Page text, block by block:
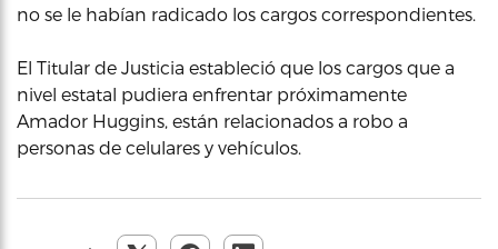
no se le habían radicado los cargos correspondientes.
El Titular de Justicia estableció que los cargos que a
nivel estatal pudiera enfrentar próximamente
Amador Huggins, están relacionados a robo a
personas de celulares y vehículos.